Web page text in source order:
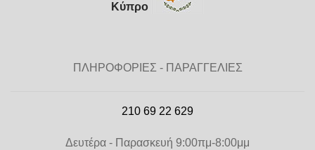
Κύπρο
ΠΛΗΡΟΦΟΡΙΕΣ - ΠΑΡΑΓΓΕΛΙΕΣ
210 69 22 629
Δευτέρα - Παρασκευή 9:00πμ-8:00μμ